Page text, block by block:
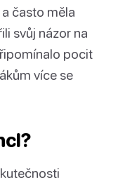
často měla
svůj názor na
pocit
více se